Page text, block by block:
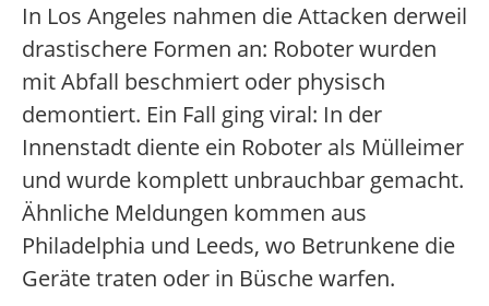
In Los Angeles nahmen die Attacken derweil
drastischere Formen an: Roboter wurden
mit Abfall beschmiert oder physisch
demontiert. Ein Fall ging viral: In der
Innenstadt diente ein Roboter als Mülleimer
und wurde komplett unbrauchbar gemacht.
Ähnliche Meldungen kommen aus
Philadelphia und Leeds, wo Betrunkene die
Geräte traten oder in Büsche warfen.